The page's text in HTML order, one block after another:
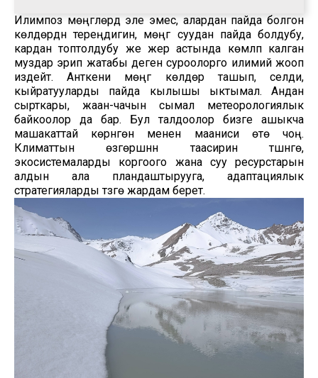
Илимпоз мөңгүлөрдү эле эмес, алардан пайда болгон
көлдөрдүн тереңдигин, мөңгү суудан пайда болдубу,
кардан топтолдубу же жер астында көмүлүп калган
муздар эрип жатабы деген суроолорго илимий жооп
издейт. Анткени мөңгү көлдөрү ташып, селди,
кыйратууларды пайда кылышы ыктымал. Андан
сырткары, жаан-чачын сымал метеорологиялык
байкоолор да бар. Бул талдоолор бизге ашыкча
машакаттай көрүнгөнү менен мааниси өтө чоң.
Климаттын өзгөрүшүнүн таасирин түшүнүүгө,
экосистемаларды коргоого жана суу ресурстарын
алдын ала пландаштырууга, адаптациялык
стратегияларды түзүүгө жардам берет.